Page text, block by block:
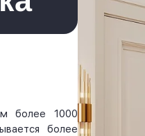
более 1000
более